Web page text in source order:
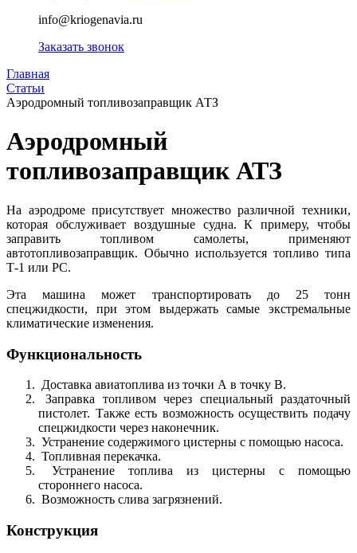
info@kriogenavia.ru
Заказать звонок
Главная
Статьи
Аэродромный топливозаправщик АТЗ
Аэродромный
топливозаправщик АТЗ
На аэродроме присутствует множество различной техники,
которая обслуживает воздушные судна. К примеру, чтобы
заправить топливом самолеты, применяют
автотопливозаправщик. Обычно используется топливо типа
Т-1 или РС.
Эта машина может транспортировать до 25 тонн
спецжидкости, при этом выдержать самые экстремальные
климатические изменения.
Функциональность
Доставка авиатоплива из точки А в точку В.
Заправка топливом через специальный раздаточный
пистолет. Также есть возможность осуществить подачу
спецжидкости через наконечник.
Устранение содержимого цистерны с помощью насоса.
Топливная перекачка.
Устранение топлива из цистерны с помощью
стороннего насоса.
Возможность слива загрязнений.
Конструкция